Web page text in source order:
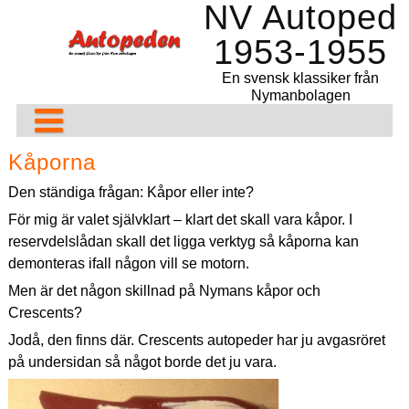
NV Autoped
1953-1955
En svensk klassiker från
Nymanbolagen
Projekt
Liten, en unik 54a
Delarna
Detaljer
Framlyktan
Monarped 1955
Tekniska data Monarped 578
Renovering av Pilot FM50.1
Renovering av Pilot FM50.1 Del 1
Renovering av Pilot FM50.1 Del 2
Renovering Pilot Del 3
Frikopplingen Rex/Pilot
Reparation – Infästet på Pallas
Pallas 8/90
Monarped M55
Reservdelar
Reservdelar
Tillbehörsbutiker – länkar
År för år
Årtalsbestämma och färger
1953
1954
NV 115
NV 117 A
1955 – 1956
NV 1115 (Crescent)
Del för del
Hjulen
Ta loss kuggkransen från bakhjulet
Bakhjul med Torpedo transportnav
Torpedonav – Isärtagning
Ram och detaljer
Avgasröret
Bensintanken
Förgasaren
BING sprängskiss
Remdrift
Köp/Sälj
Annan kuriosa
Blixt
Rambler
Blogg
Autopedigt
Kåporna
Den ständiga frågan: Kåpor eller inte?
För mig är valet självklart – klart det skall vara kåpor. I
reservdelslådan skall det ligga verktyg så kåporna kan
demonteras ifall någon vill se motorn.
Men är det någon skillnad på Nymans kåpor och
Crescents?
Jodå, den finns där. Crescents autopeder har ju avgasröret
på undersidan så något borde det ju vara.